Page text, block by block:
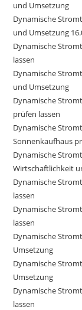
und Umsetzung
Dynamische
und Umsetzung
Dynamische
lassen
Dynamische
und Umsetzung
Dynamische
prüfen lassen
Dynamische
Sonnenkaufhaus
Dynamische
Wirtschaftlichkeit
Dynamische
lassen
Dynamische
lassen
Dynamische
Umsetzung
Dynamische
Umsetzung
Dynamische
lassen